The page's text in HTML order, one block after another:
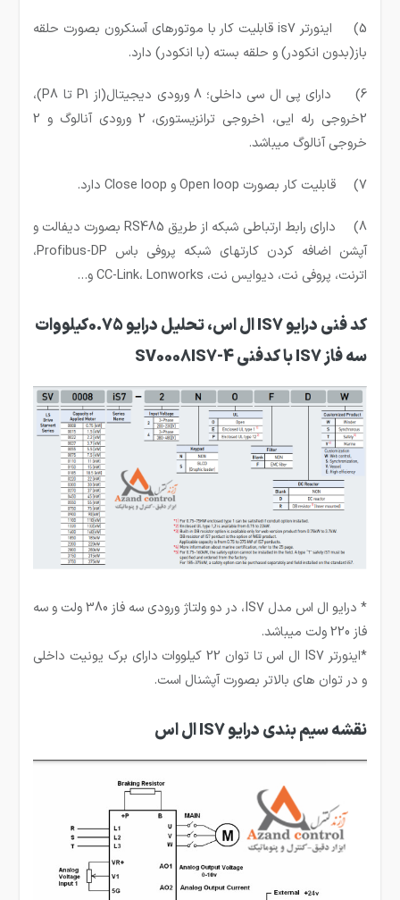
5) اینورتر is7 قابلیت کار با موتورهای آسنکرون بصورت حلقه
باز(بدون انکودر) و حلقه بسته (با انکودر) دارد.
6) دارای پی ال سی داخلی؛ 8 ورودی دیجیتال(از P1 تا P8)،
2خروجی رله ایی، 1خروجی ترانزیستوری، 2 ورودی آنالوگ و 2
خروجی آنالوگ میباشد.
7) قابلیت کار بصورت Open loop و Close loop دارد.
8) دارای رابط ارتباطی شبکه از طریق RS485 بصورت دیفالت و
آپشن اضافه کردن کارتهای شبکه پروفی باس Profibus-DP،
اترنت، پروفی نت، دیوایس نت، CC-Link، Lonworks و…
کد فنی درایو IS7 ال اس، تحلیل درایو 0.75کیلووات
سه فاز IS7 با کدفنی SV0008IS7-4
* درایو ال اس مدل IS7، در دو ولتاژ ورودی سه فاز 380 ولت و سه
فاز 220 ولت میباشد.
*اینورتر IS7 ال اس تا توان 22 کیلووات دارای برک یونیت داخلی
و در توان های بالاتر بصورت آپشنال است.
نقشه سیم بندی درایوIS7ال اس